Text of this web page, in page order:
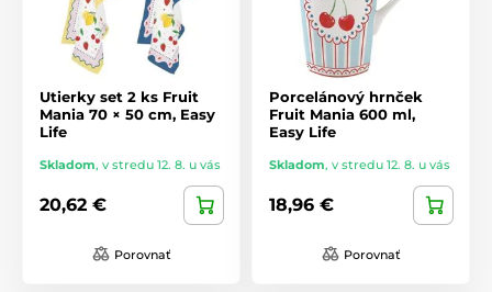
Utierky set 2 ks Fruit
Mania 70 × 50 cm, Easy
Life
Skladom, v stredu 12. 8. u vás
20,62 €
Porovnať
Porcelánový hrnček
Fruit Mania 600 ml,
Easy Life
Skladom, v stredu 12. 8. u vás
18,96 €
Porovnať